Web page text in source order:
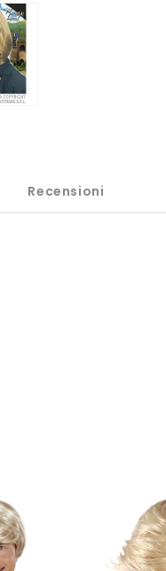
Recensioni